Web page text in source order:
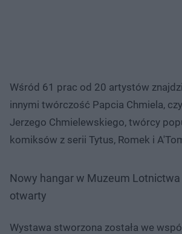
Wśród 61 prac od 20 artystów
innymi twórczość Papcia Chmiela,
Jerzego Chmielewskiego, twórcy
komiksów z serii Tytus, Romek i
Nowy hangar w Muzeum
otwarty
Wystawa stworzona została we